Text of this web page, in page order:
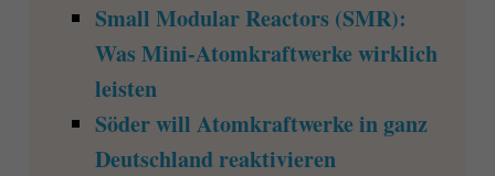
Small Modular Reactors (SMR):
Was Mini-Atomkraftwerke wirklich
leisten
Söder will Atomkraftwerke in ganz
Deutschland reaktivieren